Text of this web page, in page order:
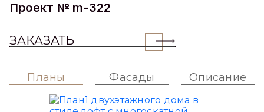
Проект № m-322
ЗАКАЗАТЬ
Планы Фасады Описание